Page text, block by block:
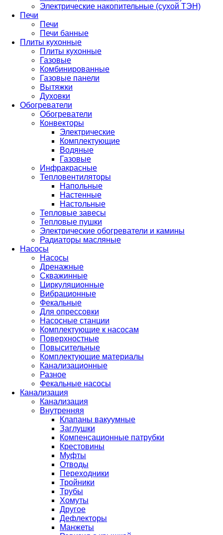
Электрические накопительные (сухой ТЭН)
Печи
Печи
Печи банные
Плиты кухонные
Плиты кухонные
Газовые
Комбинированные
Газовые панели
Вытяжки
Духовки
Обогреватели
Обогреватели
Конвекторы
Электрические
Комплектующие
Водяные
Газовые
Инфракрасные
Тепловентиляторы
Напольные
Настенные
Настольные
Тепловые завесы
Тепловые пушки
Электрические обогреватели и камины
Радиаторы масляные
Насосы
Насосы
Дренажные
Скважинные
Циркуляционные
Вибрационные
Фекальные
Для опрессовки
Насосные станции
Комплектующие к насосам
Поверхностные
Повысительные
Комплектующие материалы
Канализационные
Разное
Фекальные насосы
Канализация
Канализация
Внутренняя
Клапаны вакуумные
Заглушки
Компенсационные патрубки
Крестовины
Муфты
Отводы
Переходники
Тройники
Трубы
Хомуты
Другое
Дефлекторы
Манжеты